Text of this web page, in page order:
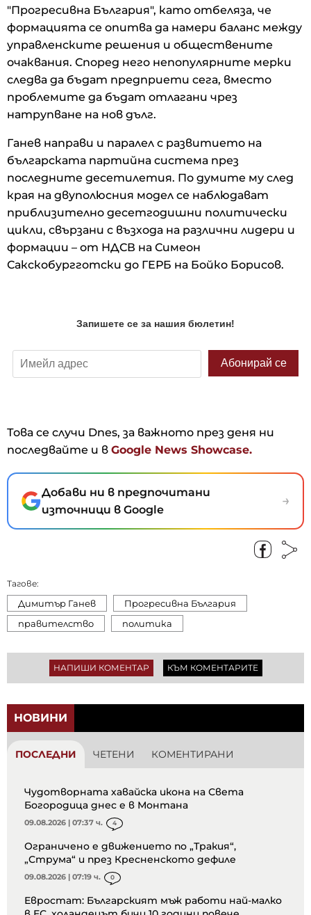
"Прогресивна България", като отбеляза, че
формацията се опитва да намери баланс между
управленските решения и обществените
очаквания. Според него непопулярните мерки
следва да бъдат предприети сега, вместо
проблемите да бъдат отлагани чрез
натрупване на нов дълг.
Ганев направи и паралел с развитието на
българската партийна система през
последните десетилетия. По думите му след
края на двуполюсния модел се наблюдават
приблизително десетгодишни политически
цикли, свързани с възхода на различни лидери и
формации – от НДСВ на Симеон
Сакскобургготски до ГЕРБ на Бойко Борисов.
Това се случи Dnes, за важното през деня ни
последвайте и в Google News Showcase.
Добави ни в предпочитани
източници в Google
→
Тагове:
Димитър Ганев
Прогресивна България
правителство
политика
НАПИШИ КОМЕНТАР КЪМ КОМЕНТАРИТЕ
НОВИНИ
ПОСЛЕДНИ ЧЕТЕНИ КОМЕНТИРАНИ
Чудотворната хавайска икона на Света
Богородица днес е в Монтана
09.08.2026 | 07:37 ч. 4
Ограничено е движението по „Тракия“,
„Струма“ и през Кресненското дефиле
09.08.2026 | 07:19 ч. 0
Евростат: Българският мъж работи най-малко